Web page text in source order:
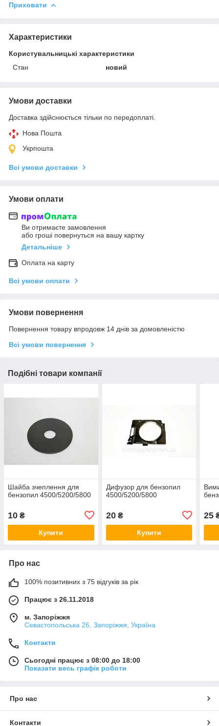
Приховати
Характеристики
Користувальницькі характеристики
Стан
новий
Умови доставки
Доставка здійснюється тільки по передоплаті.
Нова Пошта
Укрпошта
Всі умови доставки
Умови оплати
Ви отримаєте замовлення
або гроші повернуться на вашу картку
Детальніше
Оплата на карту
Всі умови оплати
Умови повернення
Повернення товару впродовж 14 днів за домовленістю
Всі умови повернення
Подібні товари компанії
Шайба зчеплення для
бензопил 4500/5200/5800
10 ₴
Купити
Дифузор для бензопил
4500/5200/5800
20₴
Купити
25
Про нас
100% позитивних з 75 відгуків за рік
Працює з 26.11.2018
м. Запоріжжя
Севастопольська 26, Запоріжжя, Україна
Контакти
Сьогодні працює з 08:00 до 18:00
Показати весь графік роботи
Про нас
Контакти